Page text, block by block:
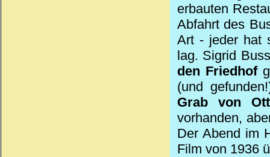
erbauten
Abfahrt des
Art - jeder hat
lag. Sigrid
den Friedhof
(und
Grab von
vorhanden,
Der Abend im
Film von 1936